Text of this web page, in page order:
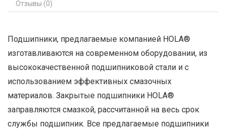
Отзывы (0)
Подшипники, предлагаемые компанией HOLA®
изготавливаются на современном оборудовании, из
высококачественной подшипниковой стали и с
использованием эффективных смазочных
материалов. Закрытые подшипники HOLA®
заправляются смазкой, рассчитанной на весь срок
службы подшипник. Все предлагаемые подшипники